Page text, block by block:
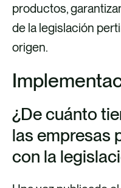
productos,
de la legislación
origen.
¿De cuánto
las empresas
con la